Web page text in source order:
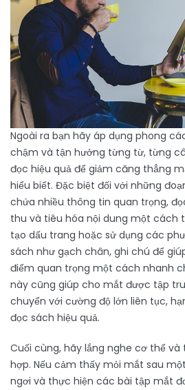
Ngoài ra bạn hãy áp dụng phong
chậm và tận hưởng từng từ, từng
đọc hiệu quả để giảm căng thẳng
hiểu biết. Đặc biệt đối với những
chứa nhiều thông tin quan trọng,
thu và tiêu hóa nội dung một cách
tạo dấu trang hoặc sử dụng các
sách như gạch chân, ghi chú để
điểm quan trọng một cách nhanh
này cũng giúp cho mắt được tập
chuyển với cường độ lớn liên tục,
đọc sách hiệu quả.
Cuối cùng, hãy lắng nghe cơ thể
hợp. Nếu cảm thấy mỏi mắt sau
ngơi và thực hiện các bài tập mắt